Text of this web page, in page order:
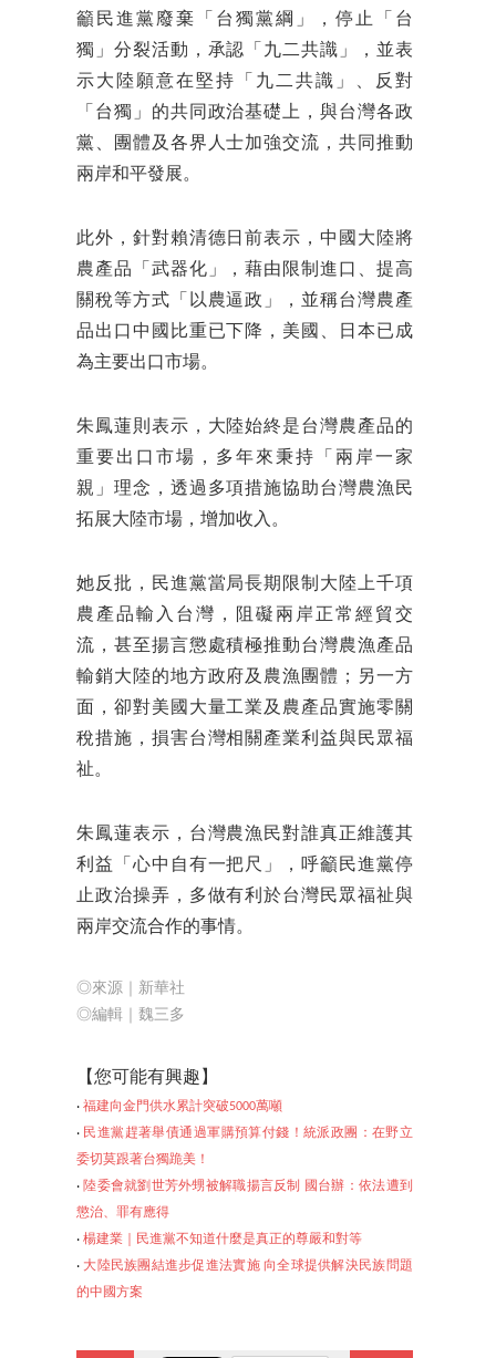
籲民進黨廢棄「台獨黨綱」，停止「台
獨」分裂活動，承認「九二共識」，並表
示大陸願意在堅持「九二共識」、反對
「台獨」的共同政治基礎上，與台灣各政
黨、團體及各界人士加強交流，共同推動
兩岸和平發展。
此外，針對賴清德日前表示，中國大陸將
農產品「武器化」，藉由限制進口、提高
關稅等方式「以農逼政」，並稱台灣農產
品出口中國比重已下降，美國、日本已成
為主要出口市場。
朱鳳蓮則表示，大陸始終是台灣農產品的
重要出口市場，多年來秉持「兩岸一家
親」理念，透過多項措施協助台灣農漁民
拓展大陸市場，增加收入。
她反批，民進黨當局長期限制大陸上千項
農產品輸入台灣，阻礙兩岸正常經貿交
流，甚至揚言懲處積極推動台灣農漁產品
輸銷大陸的地方政府及農漁團體；另一方
面，卻對美國大量工業及農產品實施零關
稅措施，損害台灣相關產業利益與民眾福
祉。
朱鳳蓮表示，台灣農漁民對誰真正維護其
利益「心中自有一把尺」，呼籲民進黨停
止政治操弄，多做有利於台灣民眾福祉與
兩岸交流合作的事情。
◎來源｜新華社
◎編輯｜魏三多
【您可能有興趣】
‧ 福建向金門供水累計突破5000萬噸
‧ 民進黨趕著舉債通過軍購預算付錢！統派政團：在野立
委切莫跟著台獨跪美！
‧ 陸委會就劉世芳外甥被解職揚言反制 國台辦：依法遭到
懲治、罪有應得
‧ 楊建業｜民進黨不知道什麼是真正的尊嚴和對等
‧ 大陸民族團結進步促進法實施 向全球提供解決民族問題
的中國方案